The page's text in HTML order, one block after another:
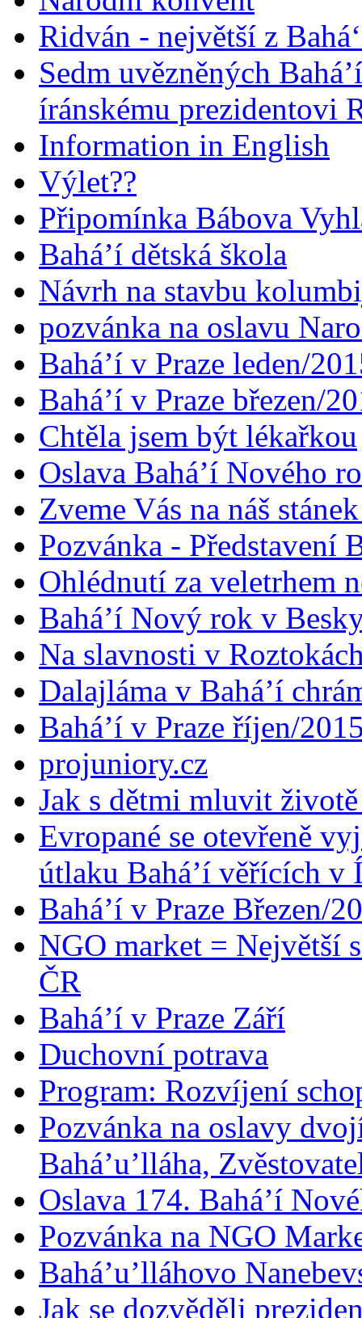
Ridván - největší z
Sedm uvězněných
íránskému prezidentovi
Information in English
Výlet??
Připomínka Bábova
Bahá’í dětská škola
Návrh na stavbu
pozvánka na oslavu
Bahá’í v Praze leden/
Bahá’í v Praze březen/
Chtěla jsem být lékařkou
Oslava Bahá’í Nového
Zveme Vás na náš
Pozvánka - Představení
Ohlédnutí za veletrhem
Bahá’í Nový rok v
Na slavnosti v
Dalajláma v Bahá’í
Bahá’í v Praze říjen/
projuniory.cz
Jak s dětmi mluvit
Evropané se otevřeně
útlaku Bahá’í věřících v
Bahá’í v Praze Březen/
NGO market = Největší
ČR
Bahá’í v Praze Září
Duchovní potrava
Program: Rozvíjení
Pozvánka na oslavy
Bahá’u’lláha,
Oslava 174. Bahá’í
Pozvánka na NGO
Bahá’u’lláhovo
Jak se dozvěděli